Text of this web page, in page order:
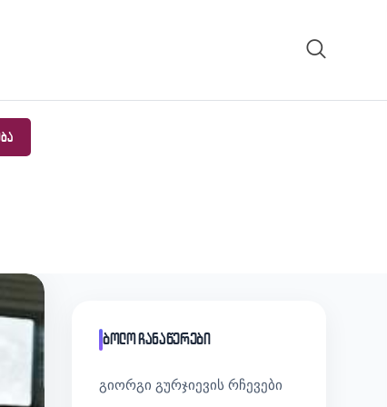
ბოლო ჩანაწერები
გიორგი გურჯიევის რჩევები